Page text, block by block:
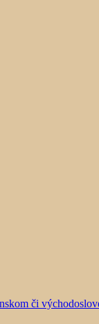
či